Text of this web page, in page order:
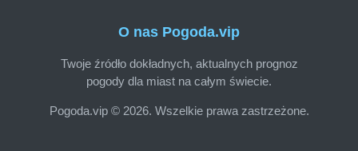
O nas Pogoda.vip
Twoje źródło dokładnych, aktualnych prognoz
pogody dla miast na całym świecie.
Pogoda.vip © 2026. Wszelkie prawa zastrzeżone.